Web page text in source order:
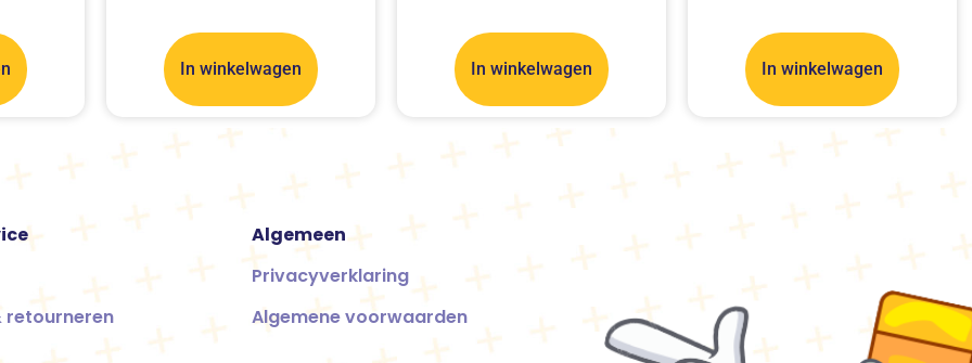
In winkelwagen In winkelwagen In winkelwagen
retourneren
Algemeen
Privacyverklaring
Algemene voorwaarden